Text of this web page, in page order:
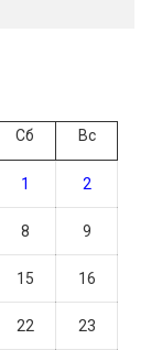
Сб Вс
1 2
8 9
15 16
22 23